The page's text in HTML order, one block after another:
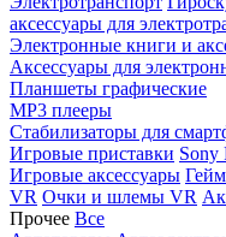
аксессуары для
Электронные книги и
Аксессуары для
Планшеты графические
MP3 плееры
Стабилизаторы для
Игровые приставки Sony
Игровые аксессуары
VR Очки и шлемы VR
Прочее Все